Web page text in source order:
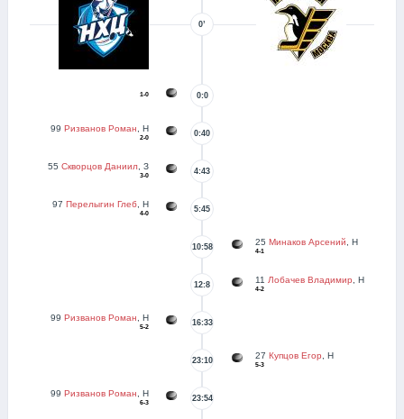
0’
1-0 0:0
99 Ризванов Роман , Н
2-0 0:40
55 Скворцов Даниил , З
3-0 4:43
97 Перелыгин Глеб , Н
4-0 5:45
25 Минаков Арсений , Н
4-1
10:58
11 Лобачев Владимир , Н
4-2
12:8
99 Ризванов Роман , Н
5-2 16:33
27 Купцов Егор , Н
5-3
23:10
99 Ризванов Роман , Н
6-3 23:54